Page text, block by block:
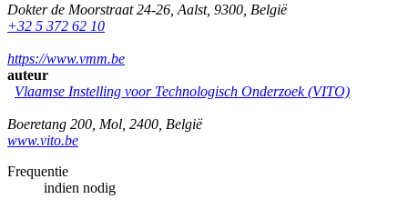
Dokter de Moorstraat 24-26 Aalst, 9300 België
+32 5 372 62 10
https://www.vmm.be
auteur
Vlaamse Instelling voor Technologisch Onderzoek (VITO)
Boeretang 200 Mol 2400 België
www.vito.be
Frequentie
indien nodig